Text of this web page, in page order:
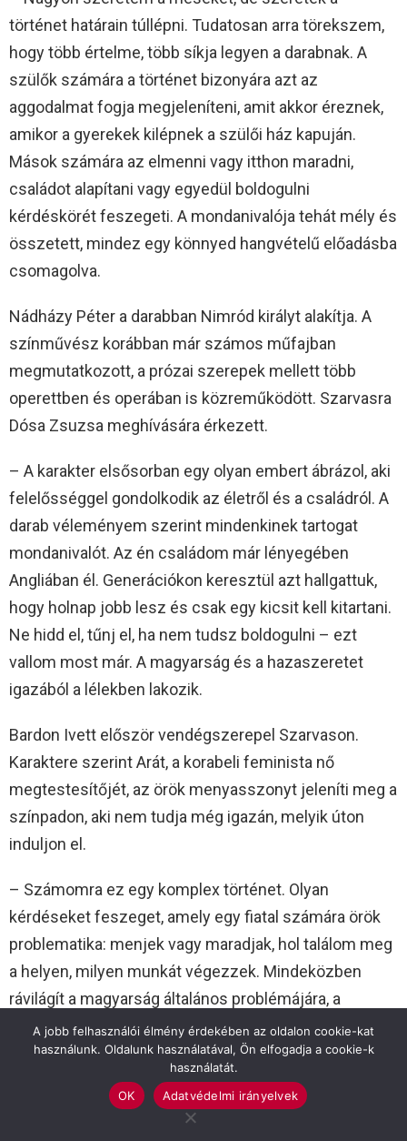
történet határain túllépni. Tudatosan arra törekszem,
hogy több értelme, több síkja legyen a darabnak. A
szülők számára a történet bizonyára azt az
aggodalmat fogja megjeleníteni, amit akkor éreznek,
amikor a gyerekek kilépnek a szülői ház kapuján.
Mások számára az elmenni vagy itthon maradni,
családot alapítani vagy egyedül boldogulni
kérdéskörét feszegeti. A mondanivalója tehát mély és
összetett, mindez egy könnyed hangvételű előadásba
csomagolva.
Nádházy Péter a darabban Nimród királyt alakítja. A
színművész korábban már számos műfajban
megmutatkozott, a prózai szerepek mellett több
operettben és operában is közreműködött. Szarvasra
Dósa Zsuzsa meghívására érkezett.
– A karakter elsősorban egy olyan embert ábrázol, aki
felelősséggel gondolkodik az életről és a családról. A
darab véleményem szerint mindenkinek tartogat
mondanivalót. Az én családom már lényegében
Angliában él. Generációkon keresztül azt hallgattuk,
hogy holnap jobb lesz és csak egy kicsit kell kitartani.
Ne hidd el, tűnj el, ha nem tudsz boldogulni – ezt
vallom most már. A magyarság és a hazaszeretet
igazából a lélekben lakozik.
Bardon Ivett először vendégszerepel Szarvason.
Karaktere szerint Arát, a korabeli feminista nő
megtestesítőjét, az örök menyasszonyt jeleníti meg a
színpadon, aki nem tudja még igazán, melyik úton
induljon el.
– Számomra ez egy komplex történet. Olyan
kérdéseket feszeget, amely egy fiatal számára örök
problematika: menjek vagy maradjak, hol találom meg
a helyen, milyen munkát végezzek. Mindeközben
rávilágít a magyarság általános problémájára, a
széthúzásra, az egyet nem értésre.
A musicalt Magyarországon eddig egyedülálló
látvánnyal teszik még emlékezetessé: élő
természetre vetítenek 3D technikával. Ennek
A jobb felhasználói élmény érdekében az oldalon cookie-kat
használunk. Oldalunk használatával, Ön elfogadja a cookie-k
használatát.
OK
Adatvédelmi irányelvek